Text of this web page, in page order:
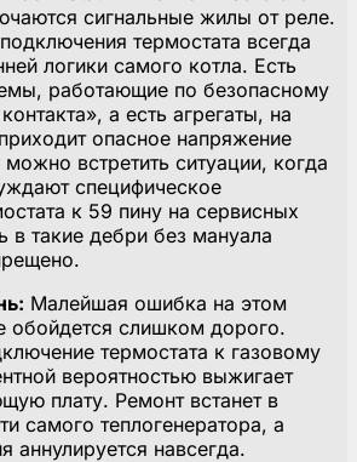
сигнальные жилы от реле.
термостата всегда
логики самого котла. Есть
работающие по безопасному
а есть агрегаты, на
опасное напряжение
встретить ситуации, когда
специфическое
к 59 пину на сервисных
в такие дебри без мануала
Малейшая ошибка на этом
обойдется слишком дорого.
термостата к газовому
вероятностью выжигает
плату. Ремонт встанет в
самого теплогенератора, а
аннулируется навсегда.